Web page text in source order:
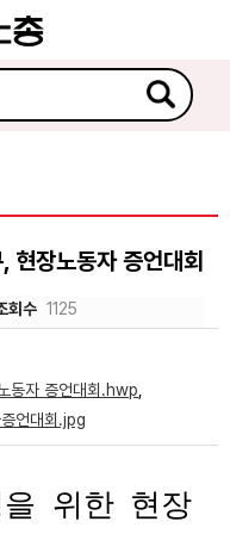
현장노동자 증언대회
회수 1125
동자 증언대회.hwp
언대회.jpg
위한 현장
북5
북5